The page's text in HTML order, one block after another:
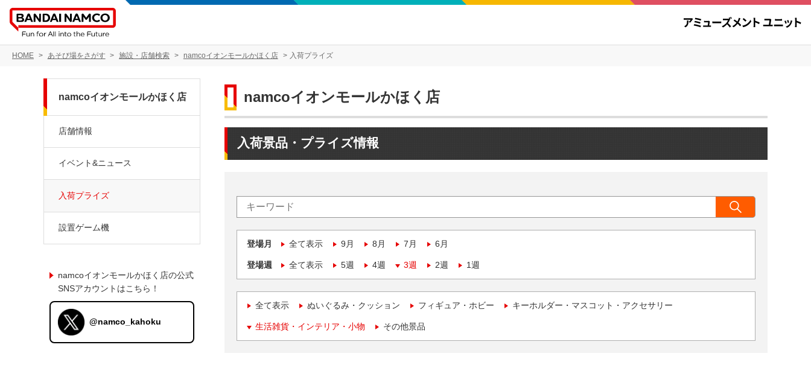
HOME あそび場をさがす 施設・店舗検索 namcoイオンモールかほく店 入荷プライズ
namcoイオンモールかほく店
入荷景品・プライズ情報
登場月 全て表示 9月 8月 7月 6月
登場週 全て表示 5週 4週 3週 2週 1週
全て表示 ぬいぐるみ・クッション フィギュア・ホビー キーホルダー・マスコット・アクセサリー
生活雑貨・インテリア・小物 その他景品
namcoイオンモールかほく店
店舗情報
イベント&ニュース
入荷プライズ
設置ゲーム機
namcoイオンモールかほく店の公式
SNSアカウントはこちら！
@namco_kahoku